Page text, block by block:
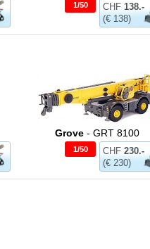
CHF 138.-
(€ 138)
1/50
Grove- GRT 8100
CHF 230.-
(€ 230)
1/50